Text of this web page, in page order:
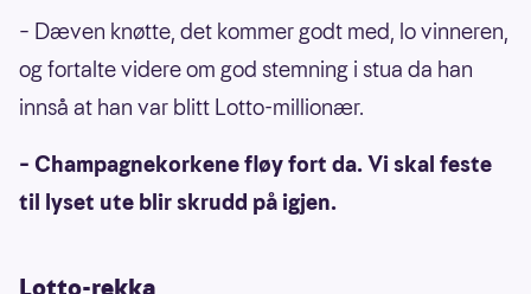
– Dæven knøtte, det kommer godt med, lo vinneren,
og fortalte videre om god stemning i stua da han
innså at han var blitt Lotto-millionær.
– Champagnekorkene fløy fort da. Vi skal feste
til lyset ute blir skrudd på igjen.